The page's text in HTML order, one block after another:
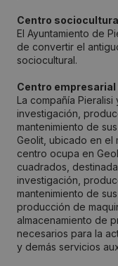
Centro
El Ayuntamiento de
de convertir el
sociocultural.
Centro empresarial
La compañía
investigación,
mantenimiento de
Geolit, ubicado en el
centro ocupa en
cuadrados,
investigación,
mantenimiento de
producción de
almacenamiento de
necesarios para la
y demás servicios